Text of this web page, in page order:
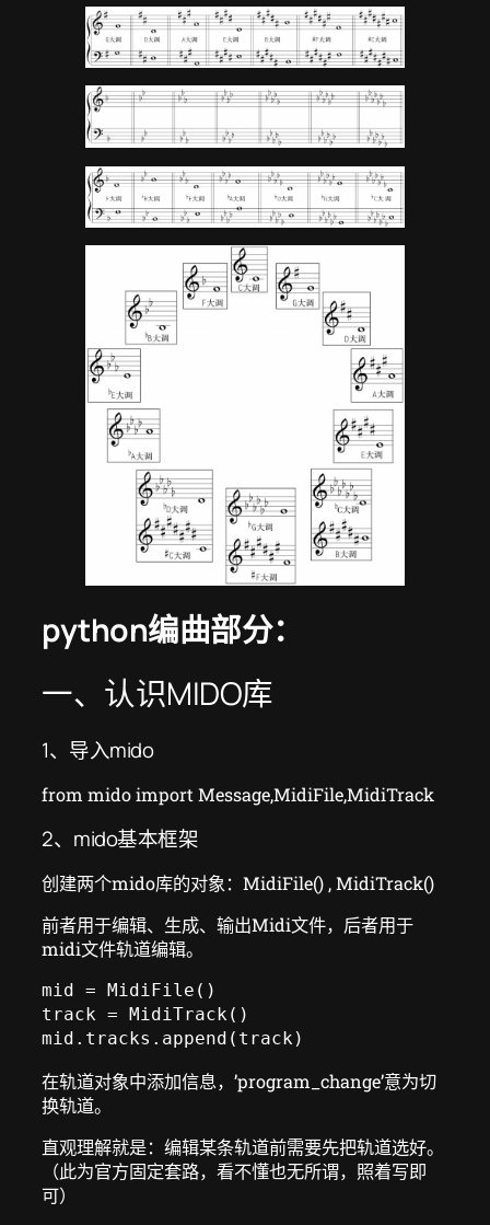
python编曲部分：
一、认识MIDO库
1、导入mido
from mido import Message,MidiFile,MidiTrack
2、mido基本框架
创建两个mido库的对象：MidiFile() , MidiTrack()
前者用于编辑、生成、输出Midi文件，后者用于
midi文件轨道编辑。
mid = MidiFile()
track = MidiTrack()
mid.tracks.append(track)
在轨道对象中添加信息，’program_change’意为切
换轨道。
直观理解就是：编辑某条轨道前需要先把轨道选好。
（此为官方固定套路，看不懂也无所谓，照着写即
可）